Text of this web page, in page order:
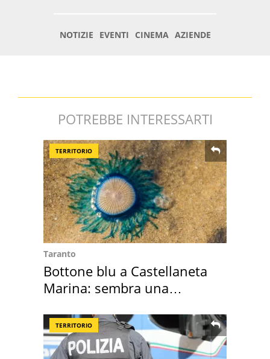
POTREBBE INTERESSARTI
TERRITORIO
Taranto
Bottone blu a Castellaneta
Marina: sembra una
TERRITORIO